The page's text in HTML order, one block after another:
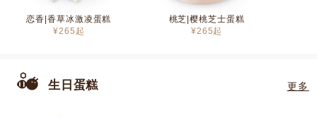
恋香|香草冰激凌蛋糕
¥265 起
桃芝|樱桃芝士蛋糕
¥265起
生日蛋糕 更多